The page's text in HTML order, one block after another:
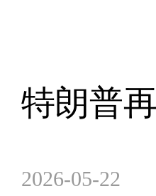
特朗普
2026-05-22